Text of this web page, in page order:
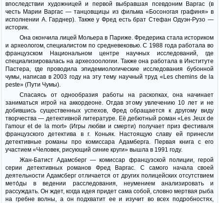
впоследствии художницей и первой выбравшая псевдоним Варгас (в
честь Марии Варгас — танцовщицы из фильма «Босоногая графиня» в
исполнении А. Гарднер). Также у Фред есть брат Стефан Одуэн-Рузо —
историк.
Она окончила лицей Мольера в Париже. Фредерика стала историком
и археологом, специалистом по средневековью. С 1988 года работала во
французском Национальном центре научных исследований, где
специализировалась на археозоологии. Также она работала в Институте
Пастера, где проводила эпидемиологические исследования бубонной
чумы, написав в 2003 году на эту тему научный труд «Les chemins de la
peste» (Пути Чумы).
Спасаясь от однообразия работы на раскопках, она начинает
заниматься игрой на аккордеоне. Отдав этому увлечению 10 лет и не
добившись существенных успехов, Фред обращается к другому виду
творчества — детективной литературе. Её дебютный роман «Les Jeux de
l'amour et de la mort» (Игры любви и смерти) получает приз фестиваля
французского детектива в г. Коньяк. Настоящую славу ей принесли
детективные романы про комиссара Адамберга. Первая книга с его
участием «Человек, рисующий синие круги» вышла в 1991 году.
Жан-Батист Адамcберг — комиссар французской полиции, герой
серии детективных романов Фред Варгас. С самого начала своей
деятельности Адамcберг отличается от других полицейских отсутствием
мето́ды в ведении расследования, неумением анализировать и
рассуждать. Он ждет, когда идея придет сама собой, словно мертвая рыба
на гребне волны, а он подхватит ее и изучит во всех подробностях,